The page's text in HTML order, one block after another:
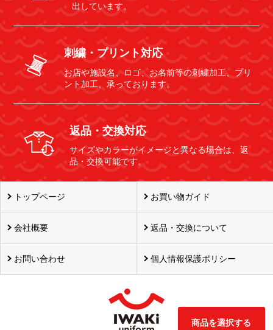
商品を選択する
出しています。
刺繍・プリント対応
お店や施設名、ロゴ、お名前等の刺繍加工、プリ
ント加工、承っております。
返品・交換対応
サイズやカラーがイメージと異なる場合は、返
品・交換可能です。
トップページ お買い物ガイド
会社概要 返品・交換について
お問い合わせ 個人情報保護ポリシー